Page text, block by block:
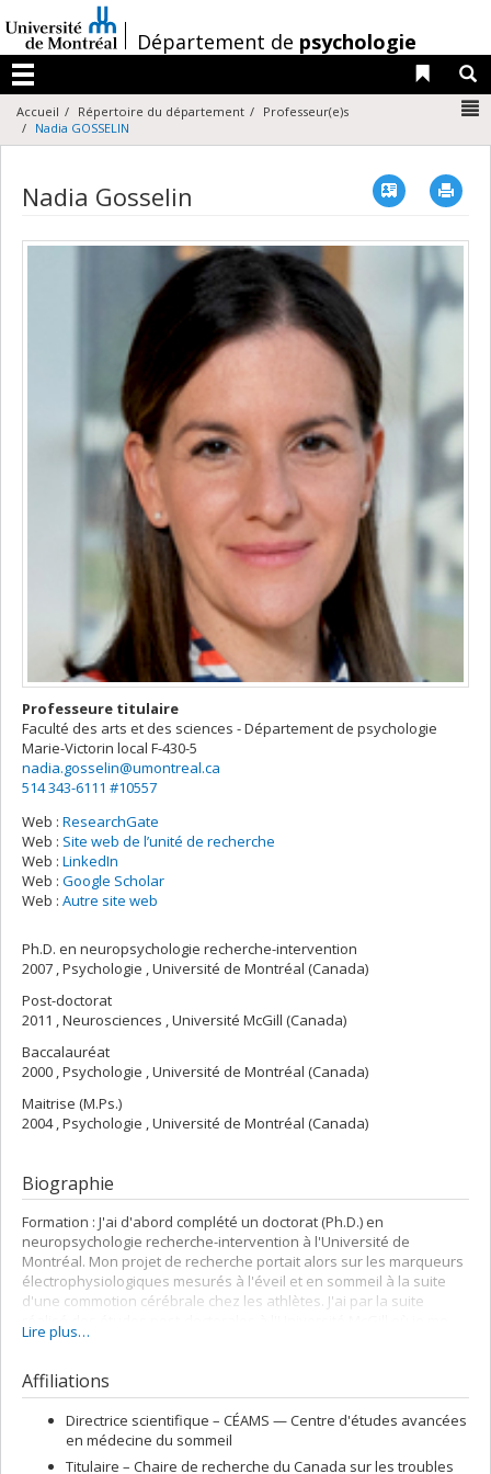
au
contenu
/Département de psychologie
Menu
Liens
Accueil Répertoire du département
Professeur(e)s
Nadia GOSSELIN
Nadia Gosselin Vcard
Professeure titulaire
Faculté des arts et des sciences - Département de psychologie
Marie-Victorin local F-430-5
nadia.gosselin@umontreal.ca
514 343-6111 #10557
Web : ResearchGate
Web : Site web de l’unité de recherche
Web : LinkedIn
Web : Google Scholar
Web : Autre site web
Ph.D. en neuropsychologie recherche-intervention
2007 , Psychologie , Université de Montréal (Canada)
Post-doctorat
2011 , Neurosciences , Université McGill (Canada)
Baccalauréat
2000 , Psychologie , Université de Montréal (Canada)
Maitrise (M.Ps.)
2004 , Psychologie , Université de Montréal (Canada)
Biographie
Formation : J'ai d'abord complété un doctorat (Ph.D.) en
neuropsychologie recherche-intervention à l'Université de
Montréal. Mon projet de recherche portait alors sur les marqueurs
électrophysiologiques mesurés à l'éveil et en sommeil à la suite
d'une commotion cérébrale chez les athlètes. J'ai par la suite
suis intéressée à l'imagerie par résonance magnétique
des personnes ayant subi un traumatisme craniocérébral léger.
Postes :Depuis 2011, je suis chercheuse régulière au Centre
d'études avancées en médecine du sommeil de l'Hôpital du Sacré-
Coeur de Montréal et je suis professeure au Département de
Lire plus…
Affiliations
Directrice scientifique – CÉAMS — Centre d'études avancées
en médecine du sommeil
Titulaire – Chaire de recherche du Canada sur les troubles